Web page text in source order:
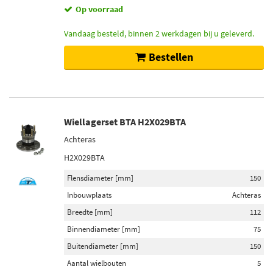
Op voorraad
Vandaag besteld, binnen 2 werkdagen bij u geleverd.
Bestellen
Wiellagerset BTA H2X029BTA
Achteras
H2X029BTA
Flensdiameter [mm]
150
Inbouwplaats
Achteras
Breedte [mm]
112
Binnendiameter [mm]
75
Buitendiameter [mm]
150
Aantal wielbouten
5